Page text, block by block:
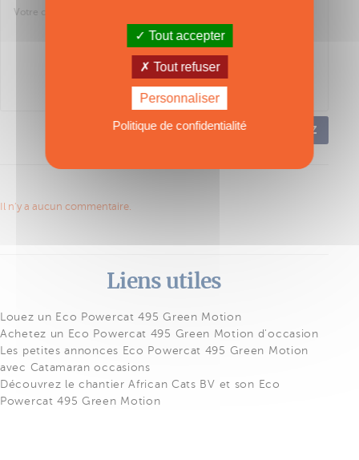
POSTEZ
Il n'y a aucun commentaire.
Liens utiles
Louez un Eco Powercat 495 Green Motion
Achetez un Eco Powercat 495 Green Motion d'occasion
Les petites annonces Eco Powercat 495 Green Motion
avec Catamaran occasions
Découvrez le chantier African Cats BV et son Eco
Powercat 495 Green Motion
Tout accepter
Tout refuser
Personnaliser
Politique de confidentialité